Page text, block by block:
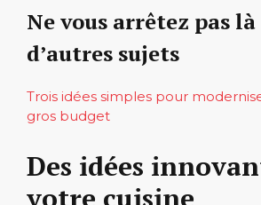
Ne vous arrêtez pas
d’autres sujets
Trois idées simples pour
gros budget
Des idées